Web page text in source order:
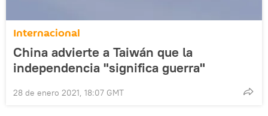
Internacional
China advierte a Taiwán que la
independencia "significa guerra"
28 de enero 2021, 18:07 GMT